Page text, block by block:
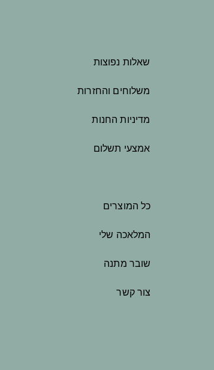
שאלות נפוצות
משלוחים והחזרות
מדיניות החנות
אמצעי תשלום
כל המוצרים
המלאכה שלי
שובר מתנה
צור קשר